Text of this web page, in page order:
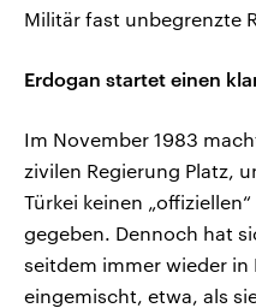
Militär fast unbegrenzte
Erdogan startet einen
Im November 1983
zivilen Regierung Platz,
Türkei keinen
gegeben. Dennoch hat
seitdem immer wieder in
eingemischt, etwa, als